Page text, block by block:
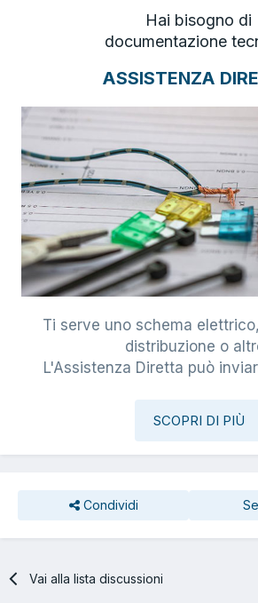
Hai bisogno di
documentazione
ASSISTENZA
Ti serve uno schema
distribuzione o
L'Assistenza Diretta può
SCOPRI DI PIÙ
Condividi
Vai alla lista discussioni